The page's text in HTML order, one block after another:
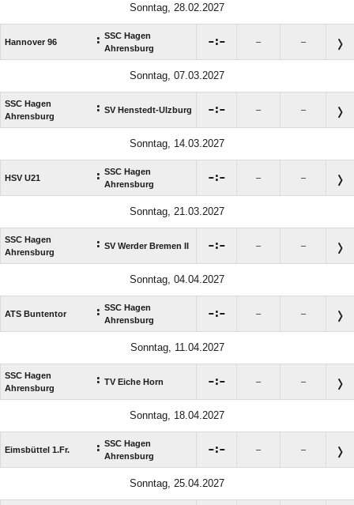
Sonntag, 28.02.2027
Hannover 96 : SSC Hagen
Ahrensburg
: – –
Sonntag, 07.03.2027
SSC Hagen
Ahrensburg
: SV Henstedt-Ulzburg : – –
Sonntag, 14.03.2027
HSV U21 : SSC Hagen
Ahrensburg
: – –
Sonntag, 21.03.2027
SSC Hagen
Ahrensburg
: SV Werder Bremen II : – –
Sonntag, 04.04.2027
ATS Buntentor : SSC Hagen
Ahrensburg
: – –
Sonntag, 11.04.2027
SSC Hagen
Ahrensburg
: TV Eiche Horn : – –
Sonntag, 18.04.2027
Eimsbüttel 1.Fr. : SSC Hagen
Ahrensburg
: – –
Sonntag, 25.04.2027